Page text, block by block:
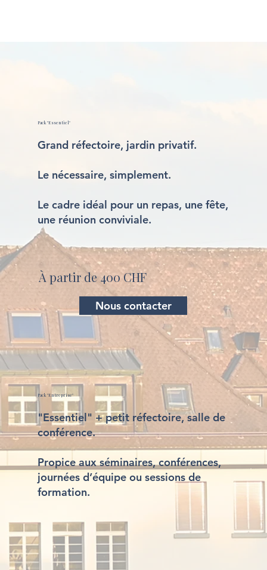
Pack "Essentiel"
Grand réfectoire, jardin privatif.
Le nécessaire, simplement.
Le cadre idéal pour un repas, une fête,
une réunion conviviale.
À partir de 400 CHF
Nous contacter
Pack "Entreprise"
"Essentiel" + petit réfectoire, salle de
conférence.
Propice aux séminaires, conférences,
journées d’équipe ou sessions de
formation.